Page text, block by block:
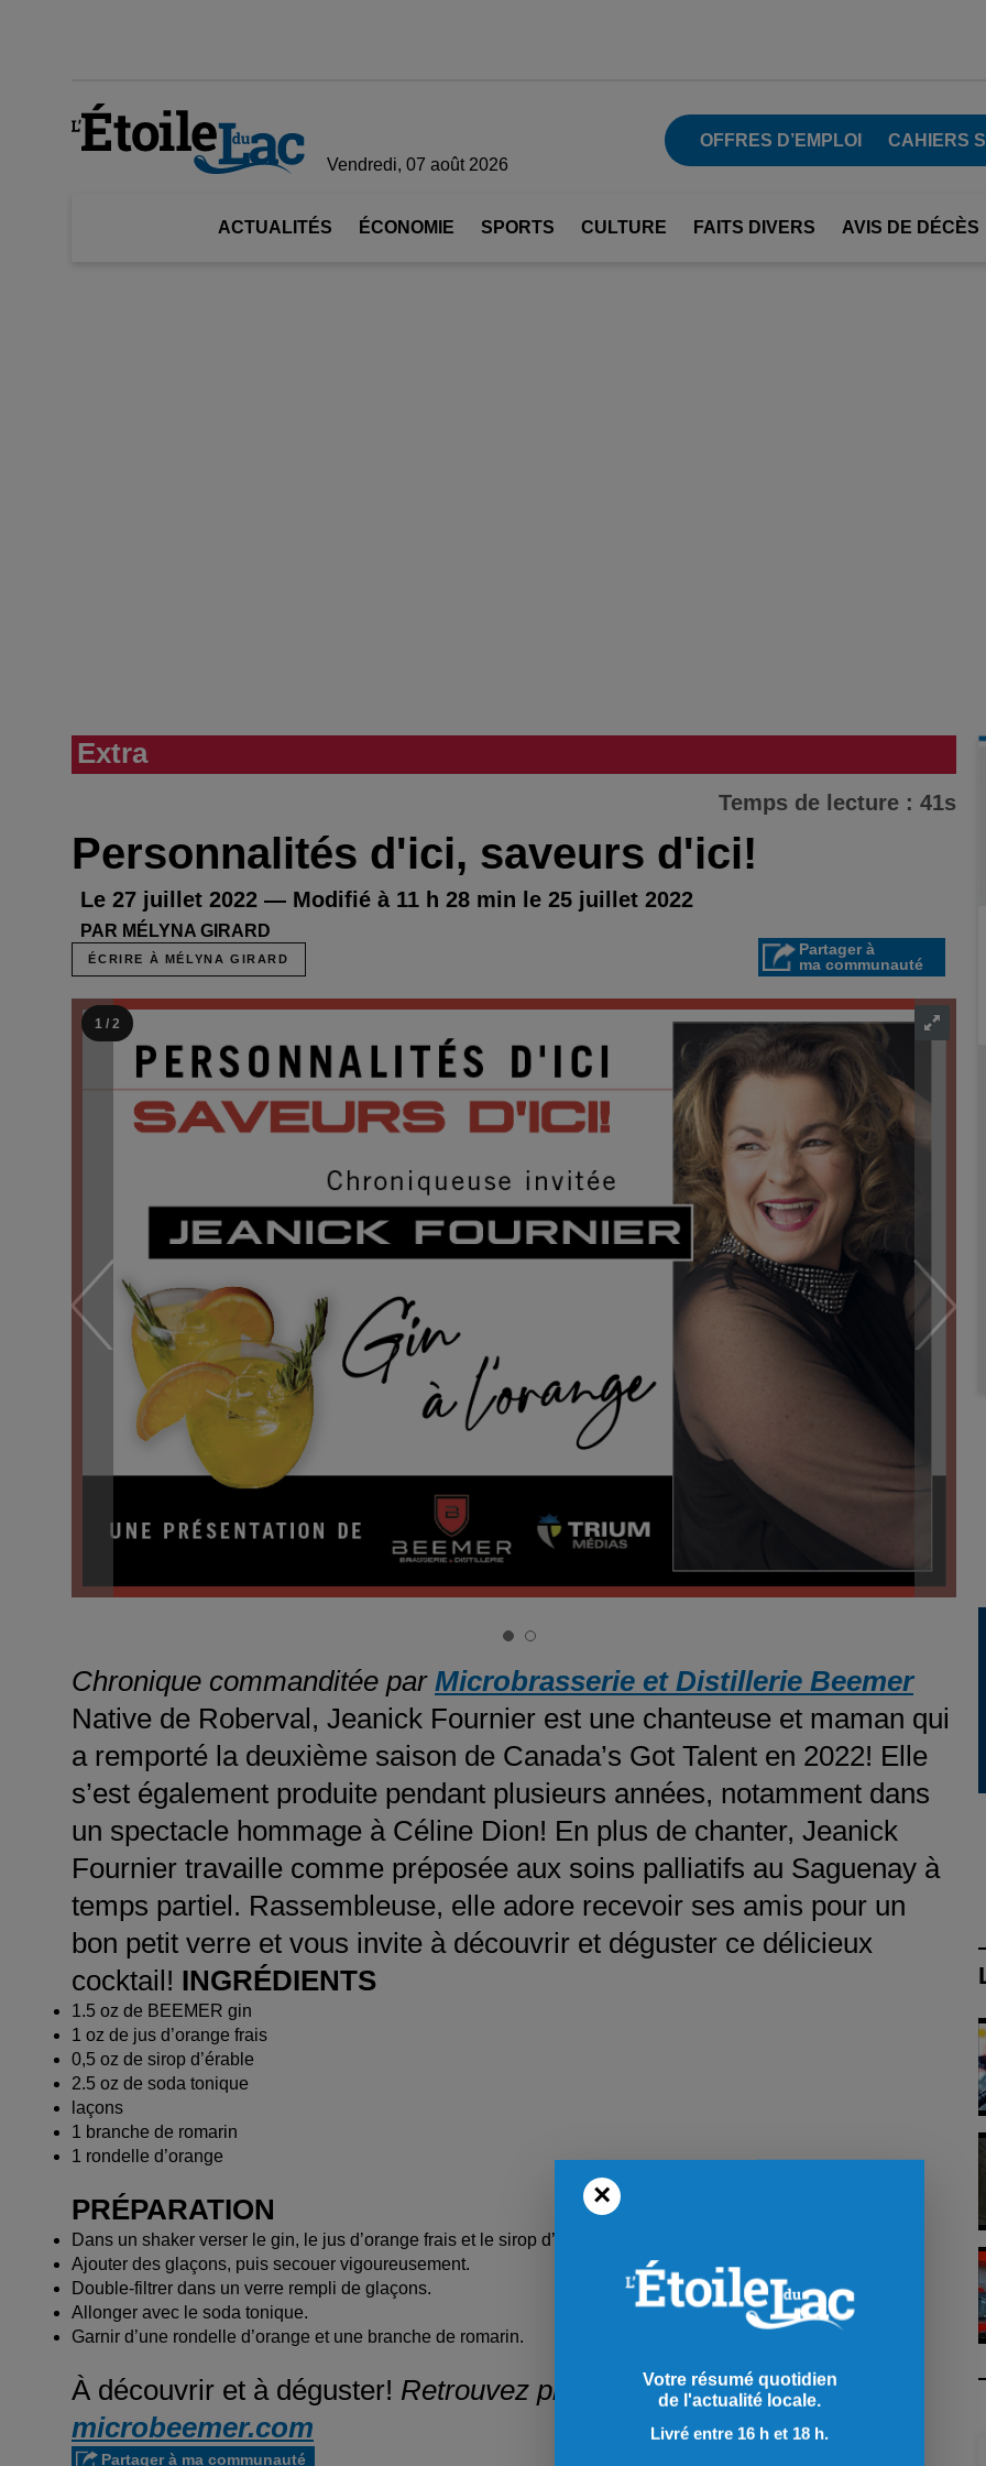
Vendredi, 07 août 2026
OFFRES D’EMPLOI CAHIERS
ACTUALITÉS ÉCONOMIE SPORTS CULTURE FAITS DIVERS AVIS DE DÉCÈS
Extra
Temps de lecture : 41s
Personnalités d'ici, saveurs d'ici!
Le 27 juillet 2022 — Modifié à 11 h 28 min le 25 juillet 2022
PAR MÉLYNA GIRARD
ÉCRIRE À MÉLYNA GIRARD
Partager à
ma communauté
1 / 2
Chronique commanditée par Microbrasserie et Distillerie Beemer
Native de Roberval, Jeanick Fournier est une chanteuse et maman qui
a remporté la deuxième saison de Canada’s Got Talent en 2022! Elle
s’est également produite pendant plusieurs années, notamment dans
un spectacle hommage à Céline Dion! En plus de chanter, Jeanick
Fournier travaille comme préposée aux soins palliatifs au Saguenay à
temps partiel. Rassembleuse, elle adore recevoir ses amis pour un
bon petit verre et vous invite à découvrir et déguster ce délicieux
cocktail! INGRÉDIENTS
1.5 oz de BEEMER gin
1 oz de jus d’orange frais
0,5 oz de sirop d’érable
2.5 oz de soda tonique
laçons
1 branche de romarin
1 rondelle d’orange
PRÉPARATION
Dans un shaker verser le gin, le jus d’orange frais et le sirop d’érable.
Ajouter des glaçons, puis secouer vigoureusement.
Double-filtrer dans un verre rempli de glaçons.
Allonger avec le soda tonique.
Garnir d’une rondelle d’orange et une branche de romarin.
À découvrir et à déguster! Retrouvez plus de recettes et idées au
microbeemer.com
Partager à ma communauté
×
Votre résumé quotidien
de l'actualité locale.
Livré entre 16 h et 18 h.